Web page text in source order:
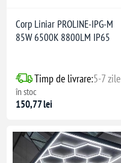
Corp Liniar PROLINE-IPG-M
85W 6500K 8800LM IP65
Timp de livrare:5-7 zile
în stoc
150,77 lei